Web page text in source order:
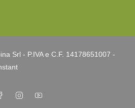
Srl - P.IVA e C.F. 14178651007 -